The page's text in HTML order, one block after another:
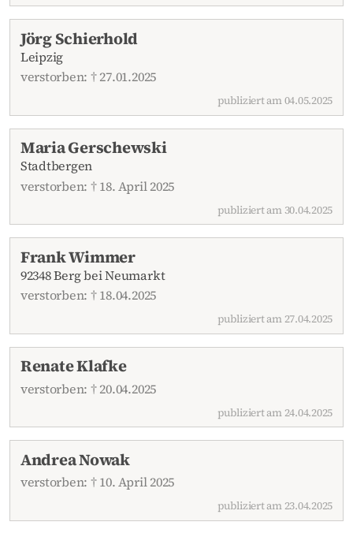
Jörg Schierhold
Leipzig
verstorben: † 27.01.2025
publiziert am 04.05.2025
Maria Gerschewski
Stadtbergen
verstorben: † 18. April 2025
publiziert am 30.04.2025
Frank Wimmer
92348 Berg bei Neumarkt
verstorben: † 18.04.2025
publiziert am 27.04.2025
Renate Klafke
verstorben: † 20.04.2025
publiziert am 24.04.2025
Andrea Nowak
verstorben: † 10. April 2025
publiziert am 23.04.2025